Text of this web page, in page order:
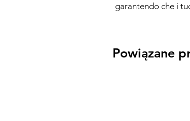
garantendo che i
Powiązane